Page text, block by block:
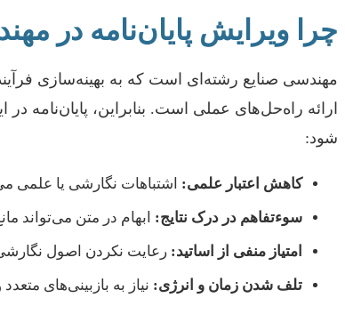
چرا ویرایش پایان‌نامه در
مهندسی صنایع رشته‌ای است که به بهینه‌سازی
ارائه راه‌حل‌های عملی است. بنابراین، پایان‌نامه
شود:
کاهش اعتبار علمی: اشتباهات نگارشی یا علمی
سوءتفاهم در درک نتایج: ابهام در متن می‌تواند
امتیاز منفی از اساتید: رعایت نکردن اصول
تلف شدن زمان و انرژی: نیاز به بازبینی‌های